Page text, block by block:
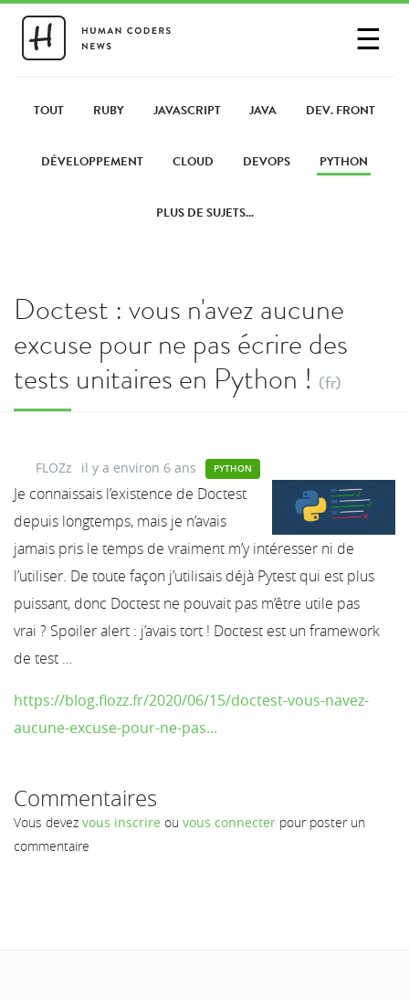
☰
PARTAGER UN LIEN
TOUT RUBY JAVASCRIPT JAVA DEV. FRONT
DÉVELOPPEMENT CLOUD DEVOPS PYTHON
PLUS DE SUJETS...
Doctest : vous n'avez aucune
excuse pour ne pas écrire des
tests unitaires en Python ! (fr)
FLOZz il y a environ 6 ans PYTHON
Je connaissais l’existence de Doctest
depuis longtemps, mais je n’avais
jamais pris le temps de vraiment m’y intéresser ni de
l’utiliser. De toute façon j’utilisais déjà Pytest qui est plus
puissant, donc Doctest ne pouvait pas m’être utile pas
vrai ? Spoiler alert : j’avais tort ! Doctest est un framework
de test …
https://blog.flozz.fr/2020/06/15/doctest-vous-navez-
aucune-excuse-pour-ne-pas...
Commentaires
Vous devez vous inscrire ou vous connecter pour poster un
commentaire